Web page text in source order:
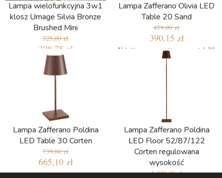
Lampa wielofunkcyjna 3w1
klosz Umage Silvia Bronze
Brushed Mini
325,00 zł
308,75 zł
Lampa Zafferano Olivia LED
Table 20 Sand
459,00 zł
390,15 zł
Najniższa cena w ciągu ostatnich 30
dni: 390,15 zł
Lampa Zafferano Poldina
LED Table 30 Corten
739,00 zł
665,10 zł
Lampa Zafferano Poldina
LED Floor 52/87/122
Corten regulowana
wysokość
1 329,00 zł